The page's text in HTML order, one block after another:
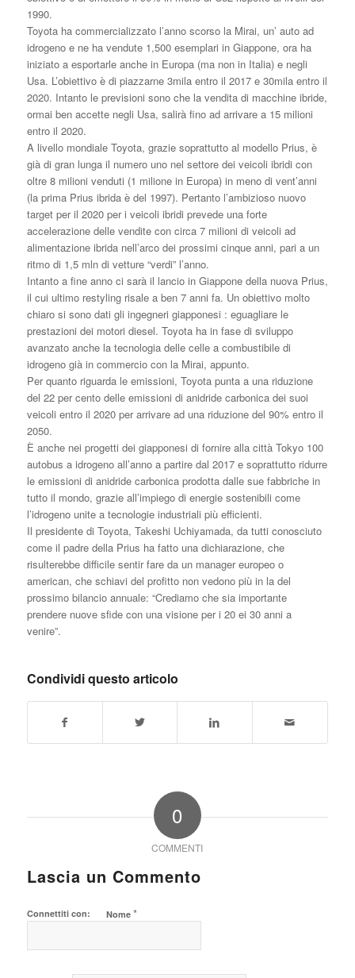
1990.
Toyota ha commercializzato l’anno scorso la Mirai, un’ auto ad
idrogeno e ne ha vendute 1,500 esemplari in Giappone, ora ha
iniziato a esportarle anche in Europa (ma non in Italia) e negli
Usa. L’obiettivo è di piazzarne 3mila entro il 2017 e 30mila entro il
2020. Intanto le previsioni sono che la vendita di macchine ibride,
ormai ben accette negli Usa, salirà fino ad arrivare a 15 milioni
entro il 2020.
A livello mondiale Toyota, grazie soprattutto al modello Prius, è
già di gran lunga il numero uno nel settore dei veicoli ibridi con
oltre 8 milioni venduti (1 milione in Europa) in meno di vent’anni
(la prima Prius ibrida è del 1997). Pertanto l’ambizioso nuovo
target per il 2020 per i veicoli ibridi prevede una forte
accelerazione delle vendite con circa 7 milioni di veicoli ad
alimentazione ibrida nell’arco dei prossimi cinque anni, pari a un
ritmo di 1,5 mln di vetture “verdi” l’anno.
Intanto a fine anno ci sarà il lancio in Giappone della nuova Prius,
il cui ultimo restyling risale a ben 7 anni fa. Un obiettivo molto
chiaro si sono dati gli ingegneri giapponesi : eguagliare le
prestazioni dei motori diesel. Toyota ha in fase di sviluppo
avanzato anche la tecnologia delle celle a combustibile di
idrogeno già in commercio con la Mirai, appunto.
Per quanto riguarda le emissioni, Toyota punta a una riduzione
del 22 per cento delle emissioni di anidride carbonica dei suoi
veicoli entro il 2020 per arrivare ad una riduzione del 90% entro il
2050.
È anche nei progetti dei giapponesi di fornire alla città Tokyo 100
autobus a idrogeno all’anno a partire dal 2017 e soprattutto ridurre
le emissioni di anidride carbonica prodotta dalle sue fabbriche in
tutto il mondo, grazie all’impiego di energie sostenibili come
l’idrogeno unite a tecnologie industriali più efficienti.
Il presidente di Toyota, Takeshi Uchiyamada, da tutti conosciuto
come il padre della Prius ha fatto una dichiarazione, che
risulterebbe difficile sentir fare da un manager europeo o
american, che schiavi del profitto non vedono più in la del
prossimo bilancio annuale: “Crediamo che sia importante
prendere nuove sfide con una visione per i 20 ei 30 anni a
venire”.
Condividi questo articolo
0
COMMENTI
Lascia un Commento
Connettiti con: Nome *